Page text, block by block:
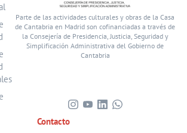
Parte de las actividades culturales y obras de la Casa
de Cantabria en Madrid son cofinanciadas a través de
la Consejería de Presidencia, Justicia, Seguridad y
Simplificación Administrativa del Gobierno de
Cantabria
VisitaVisitaVisitaVisita
Contacto